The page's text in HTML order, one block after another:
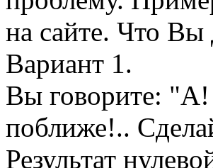
на сайте. Что Вы
Вариант 1.
Вы говорите:
поближе!..
Результат